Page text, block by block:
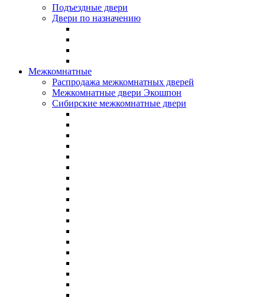
Подъездные двери
Двери по назначению
Межкомнатные
Распродажа межкомнатных дверей
Межкомнатные двери Экошпон
Сибирские межкомнатные двери